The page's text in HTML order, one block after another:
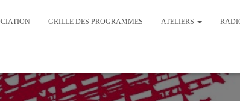
GRILLE DES PROGRAMMES ATELIERS